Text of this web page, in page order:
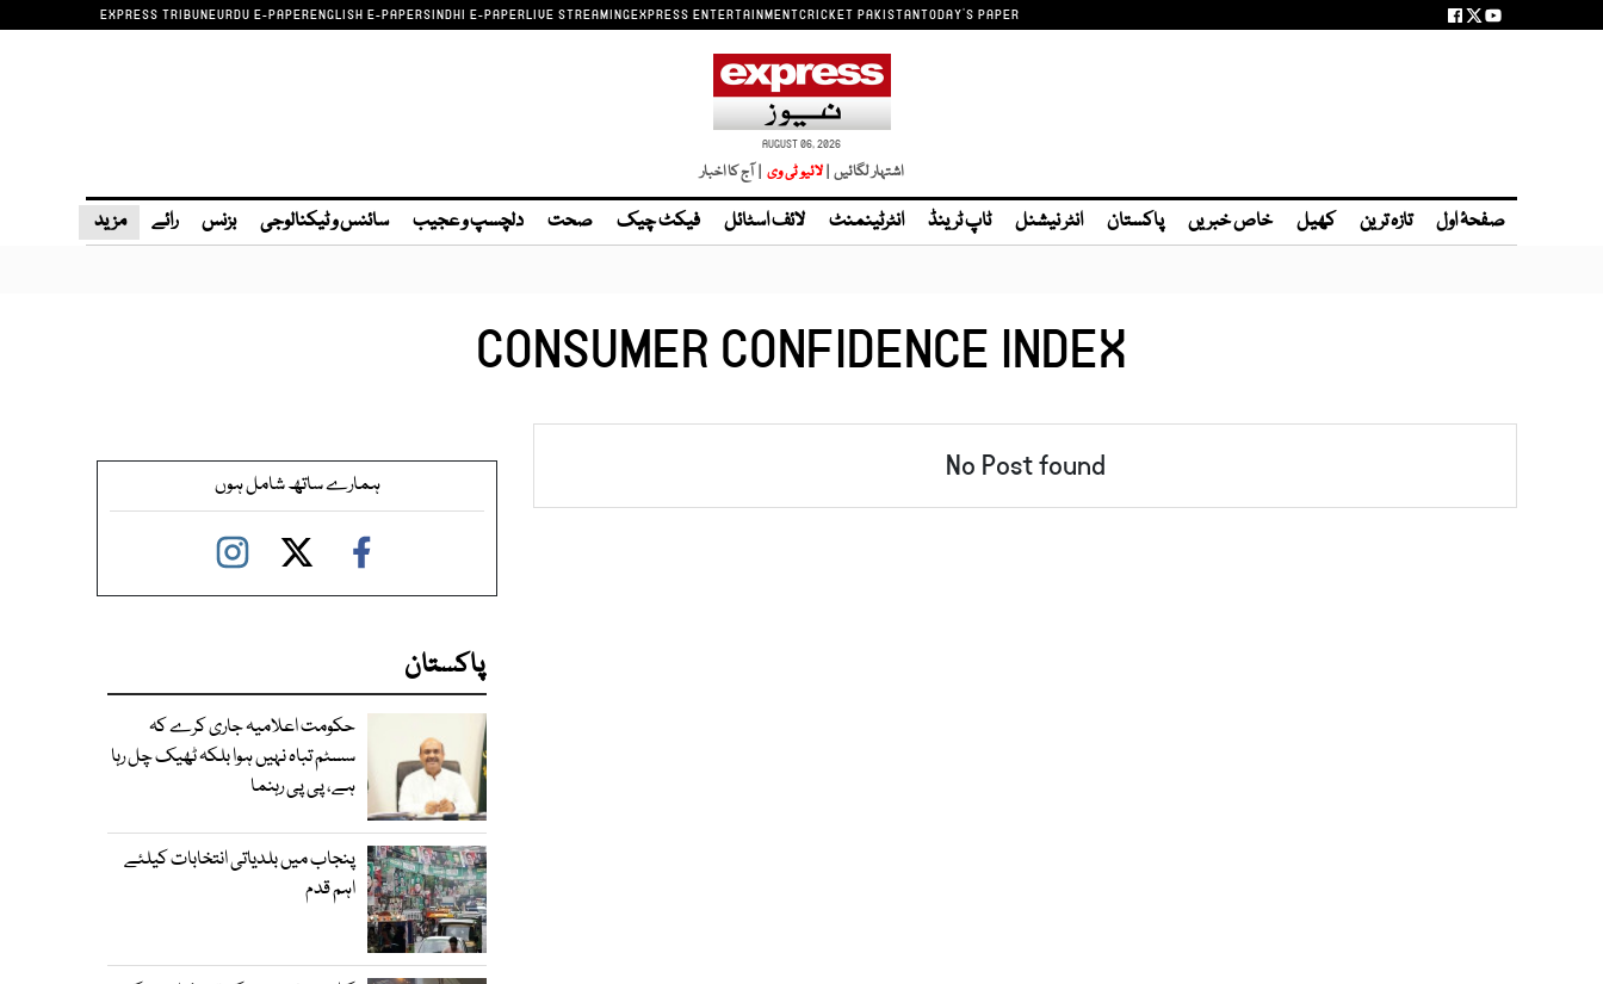
EXPRESS TRIBUNEURDU E-PAPERENGLISH E-PAPERSINDHI E-PAPERLIVE STREAMINGEXPRESS ENTERTAINMENTCRICKET PAKISTANTODAY'S PAPER
AUGUST 06, 2026
اشتہار لگائیں | | آج کا اخبار
صفحۂ اول تازہ ترین کھیل خاص خبریں پاکستان انٹر نیشنل ٹاپ ٹرینڈ انٹرٹینمنٹ لائف اسٹائل فیکٹ چیک صحت دلچسپ و عجیب سائنس و ٹیکنالوجی بزنس رائے مزید
CONSUMER CONFIDENCE INDEX
No Post found ہمارے ساتھ شامل ہوں
پاکستان
حکومت اعلامیہ جاری کرے کہ
سسٹم تباہ نہیں ہوا بلکہ ٹھیک چل رہا
ہے، پی پی رہنما
پنجاب میں بلدیاتی انتخابات کیلئے
اہم قدم